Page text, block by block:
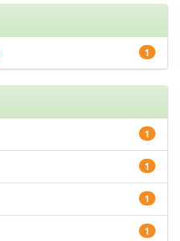
1
1
1
1
1